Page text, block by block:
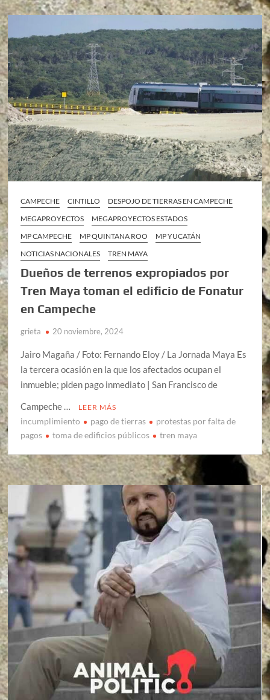
CAMPECHE CINTILLO
DESPOJO DE TIERRAS EN CAMPECHE
MEGAPROYECTOS
MEGAPROYECTOS ESTADOS
MP CAMPECHE
MP QUINTANA ROO
MP YUCATÁN
NOTICIAS NACIONALES
TREN MAYA
Dueños de terrenos expropiados por
Tren Maya toman el edificio de Fonatur
en Campeche
grieta 20 noviembre, 2024
Jairo Magaña / Foto: Fernando Eloy / La Jornada Maya Es
la tercera ocasión en la que los afectados ocupan el
inmueble; piden pago inmediato | San Francisco de
Campeche …
LEER MÁS
incumplimiento pago de tierras
protestas por falta de
pagos
toma de edificios públicos tren maya